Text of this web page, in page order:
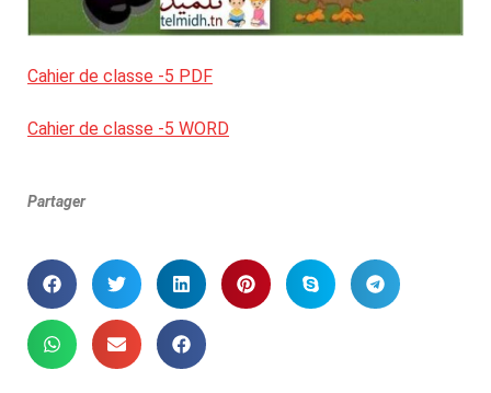
Cahier de classe -5 PDF
Cahier de classe -5 WORD
Partager